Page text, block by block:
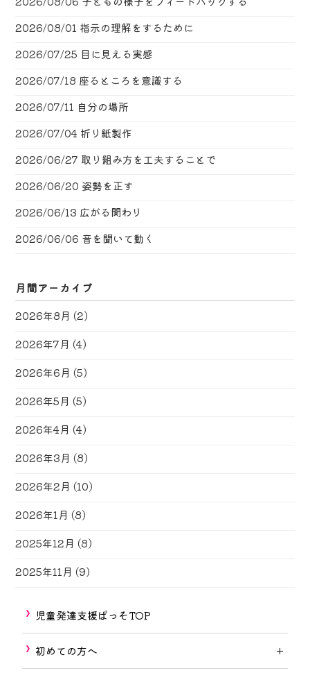
2026/08/01 指示の理解をするために
2026/07/25 目に見える実感
2026/07/18 座るところを意識する
2026/07/11 自分の場所
2026/07/04 折り紙製作
2026/06/27 取り組み方を工夫することで
2026/06/20 姿勢を正す
2026/06/13 広がる関わり
2026/06/06 音を聞いて動く
月間アーカイブ
2026年8月 (2)
2026年7月 (4)
2026年6月 (5)
2026年5月 (5)
2026年4月 (4)
2026年3月 (8)
2026年2月 (10)
2026年1月 (8)
2025年12月 (8)
2025年11月 (9)
児童発達支援ぱっそTOP
初めての方へ